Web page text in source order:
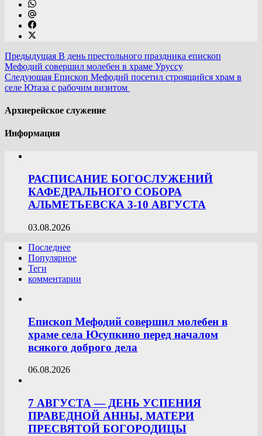
Предыдущая В день престольного праздника епископ
Мефодий совершил молебен в храме Уруссу
Следующая Епископ Мефодий посетил строящийся храм в
селе Ютаза с рабочим визитом
Архиерейское служение
Информация
РАСПИСАНИЕ БОГОСЛУЖЕНИЙ
КАФЕДРАЛЬНОГО СОБОРА
АЛЬМЕТЬЕВСКА 3-10 АВГУСТА
03.08.2026
Последнее
Популярное
Теги
комментарии
Епископ Мефодий совершил молебен в
храме села Юсупкино перед началом
всякого доброго дела
06.08.2026
7 АВГУСТА — ДЕНЬ УСПЕНИЯ
ПРАВЕДНОЙ АННЫ, МАТЕРИ
ПРЕСВЯТОЙ БОГОРОДИЦЫ